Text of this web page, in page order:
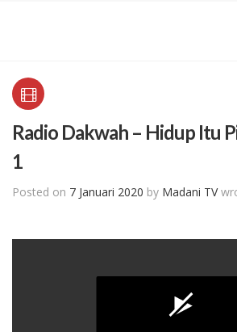
Radio Dakwah – Hidup Itu
1
Posted on 7 Januari 2020 by Madani TV